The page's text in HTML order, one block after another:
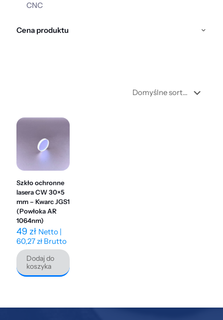
CNC
Cena produktu
Szkło ochronne
lasera CW 30×5
mm – Kwarc JGS1
(Powłoka AR
1064nm)
49 zł Netto |
60,27zł Brutto
Dodaj do
koszyka